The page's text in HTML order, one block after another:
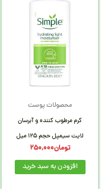
محصولات پوست
کرم مرطوب کننده و آبرسان
لایت سیمپل حجم 125 میل
تومان250,000
افزودن به سبد خرید